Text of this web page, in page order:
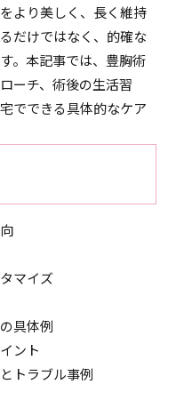
より美しく、長く維持
だけではなく、的確な
。本記事では、豊胸術
ーチ、術後の生活習
でできる具体的なケア
マイズ
具体例
ント
トラブル事例